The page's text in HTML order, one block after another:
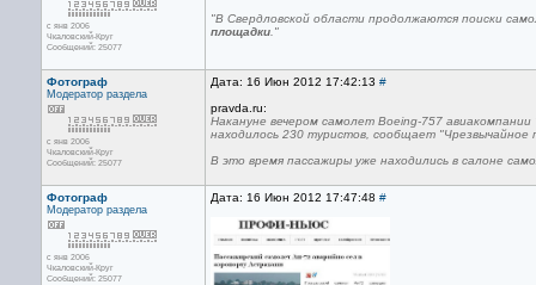
с янв 2006
Чкаловский-Круг
Сообщений: 25077
"В Свердловской области продолжаются поиски
площадки ."
Фотограф
Модератор раздела
с янв 2006
Чкаловский-Круг
Сообщений: 25077
Дата: 16 Июн 2012 17:42:13 #
pravda.ru:
Накануне вечером самолет Boeing-757
находилось 230 туристов, сообщает "Чрезвычайное
В это время пассажиры уже находились в салоне
Фотограф
Модератор раздела
с янв 2006
Чкаловский-Круг
Сообщений: 25077
Дата: 16 Июн 2012 17:47:48 #